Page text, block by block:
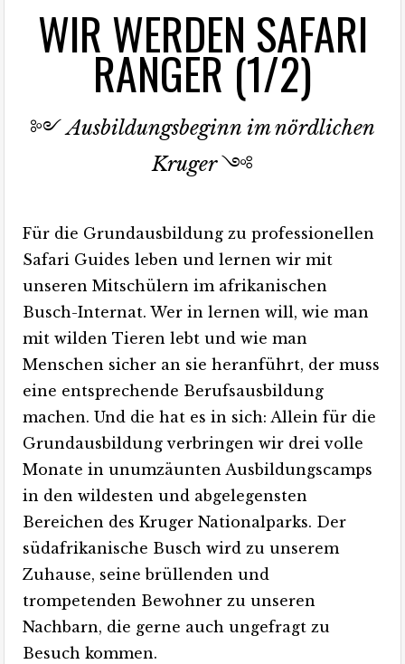
WIR WERDEN SAFARI
RANGER (1/2)
༻Ausbildungsbeginn im nördlichen
Kruger༺
Für die Grundausbildung zu professionellen
Safari Guides leben und lernen wir mit
unseren Mitschülern im afrikanischen
Busch-Internat. Wer in lernen will, wie man
mit wilden Tieren lebt und wie man
Menschen sicher an sie heranführt, der muss
eine entsprechende Berufsausbildung
machen. Und die hat es in sich: Allein für die
Grundausbildung verbringen wir drei volle
Monate in unumzäunten Ausbildungscamps
in den wildesten und abgelegensten
Bereichen des Kruger Nationalparks. Der
südafrikanische Busch wird zu unserem
Zuhause, seine brüllenden und
trompetenden Bewohner zu unseren
Nachbarn, die gerne auch ungefragt zu
Besuch kommen.